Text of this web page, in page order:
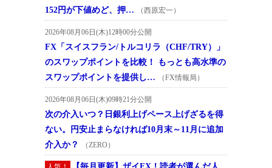
152円が下値めど、押…
（西原宏一）
2026年08月06日(木)12時00分公開
FX「スイスフラン/トルコリラ（CHF/TRY）」
のスワップポイントを比較！ もっとも高水準の
スワップポイントを提供し…
（FX情報局）
2026年08月06日(木)09時21分公開
次の介入いつ？日銀利上げペース上げざるを得
ない。円安止まらなければ10月末～11月に追加
介入か？
（ZERO）